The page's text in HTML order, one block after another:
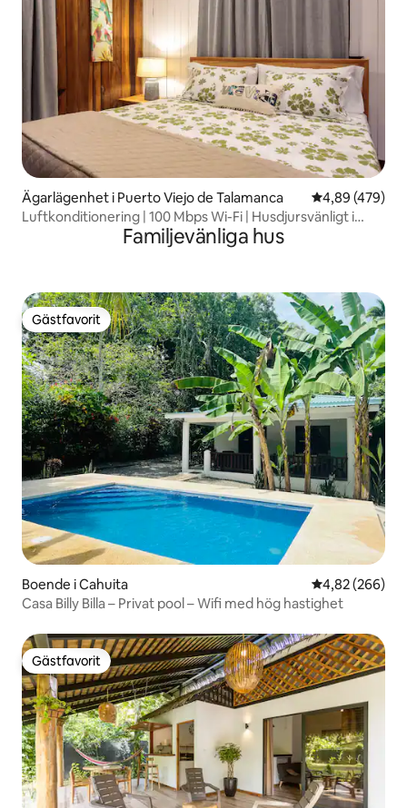
Ägarlägenhet i Puerto Viejo de Talamanca 4,89 av 5 i
4,89 (479)
Luftkonditionering | 100 Mbps Wi-Fi | Husdjursvänligt i
stadens centrumFamiljevänliga hus
Gästfavorit
Gästfavorit
Boende i Cahuita 4,82 av 5 i
4,82 (266)
Casa Billy Billa – Privat pool – Wifi med hög hastighet
Gästfavorit
Gästfavorit